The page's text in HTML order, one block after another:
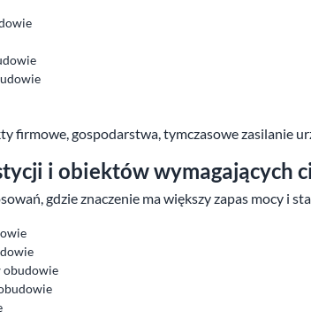
firmowe, gospodarstwa, tymczasowe zasilanie
i obiektów wymagających
gdzie znaczenie ma większy zapas mocy i
obudowie